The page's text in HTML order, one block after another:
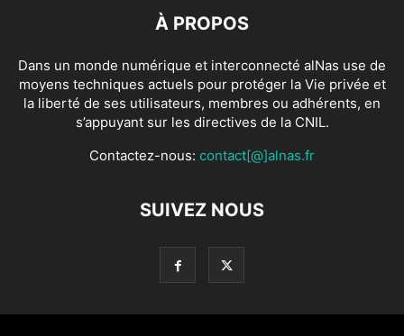
À PROPOS
Dans un monde numérique et interconnecté alNas use de
moyens techniques actuels pour protéger la Vie privée et
la liberté de ses utilisateurs, membres ou adhérents, en
s’appuyant sur les directives de la CNIL.
Contactez-nous: contact[@]alnas.fr
SUIVEZ NOUS